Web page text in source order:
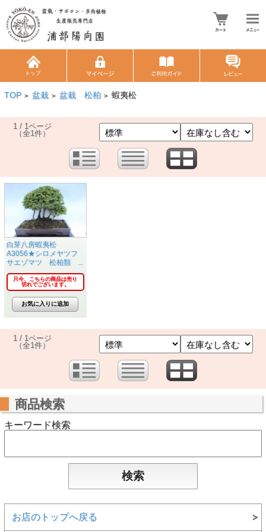
TOP > 盆栽 > 盆栽 松柏 > 蝦夷松
1 / 1ページ
（全1件）
白芽八房蝦夷松
A3056★シロメヤツフ
サエゾマツ 松柏類 ...
只今、こちらの商品は売り
切れでございます。
1 / 1ページ
（全1件）
商品検索
キーワード検索
お店のトップへ戻る